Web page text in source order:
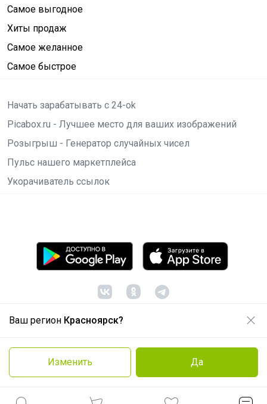
Ваш регион Красноярск?
Изменить Да
Самое выгодное
Хиты продаж
Самое желанное
Самое быстрое
Начать зарабатывать с 24-ok
Picabox.ru - Лучшее место для ваших изображений
Розыгрыш - Генератор случайных чисел
Пульс нашего маркетплейса
Укорачиватель ссылок
© ООО "Лявита", ОГРН 1122468054070, 2012 -2026
Политика конфиденциальности
Cоглашение пользователя